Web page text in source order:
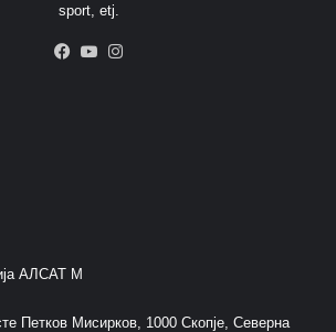
sport, etj.
Facebook
YouTube
АЛСАТ М
Петков Мисирков, 1000 Скопје, Северна